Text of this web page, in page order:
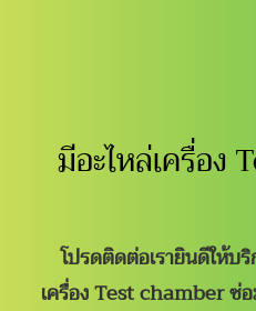
มีอะไหล่เครื่อง
โปรดติดต่อเรายินดีให้บ
เครื่อง Test chamber